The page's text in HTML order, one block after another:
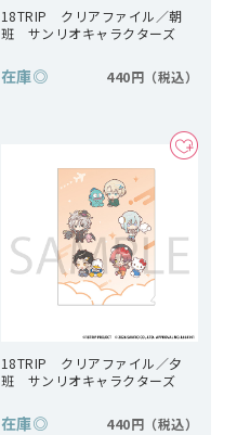
18TRIP クリアファイル／朝
班 サンリオキャラクターズ
在庫◎ 440円
18TRIP クリアファイル／夕
班 サンリオキャラクターズ
在庫◎ 440円